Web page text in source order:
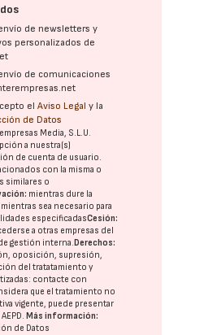
de newsletters y
personalizados de
de comunicaciones
elAviso Legal y la
de Datos
Media, S.L.U.
a nuestra(s)
de cuenta de usuario.
con la misma o
similares o
mientras dure la
sea necesario para
especificadasCesión:
a otras empresas del
gestión interna. Derechos:
oposición, supresión,
del tratatamiento y
contacte con
que el tratamiento no
vigente, puede presentar
AEPD. Más información:
de Datos